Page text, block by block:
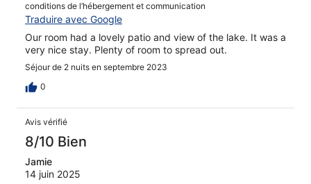
conditions de l’hébergement et communication
Traduire avec Google
Our room had a lovely patio and view of the lake. It was a
very nice stay. Plenty of room to spread out.
Séjour de 2 nuits en septembre 2023
0
Avis vérifié
8/10 Bien
Jamie
14 juin 2025